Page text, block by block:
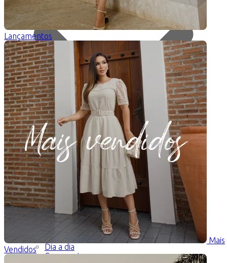
Lançamentos
Mais
Vendidos
Ocasiões
Reunião de Jovens
Aniversário
Culto
Santa Ceia
Trabalho
Dia a dia
Casamento